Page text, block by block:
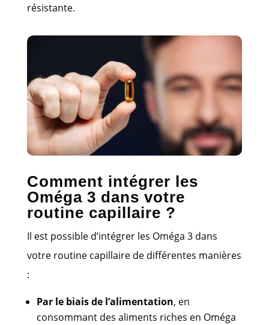
résistante.
Comment intégrer les
Oméga 3 dans votre
routine capillaire ?
Il est possible d’intégrer les Oméga 3 dans
votre routine capillaire de différentes manières
:
Par le biais de l’alimentation, en
consommant des aliments riches en Oméga